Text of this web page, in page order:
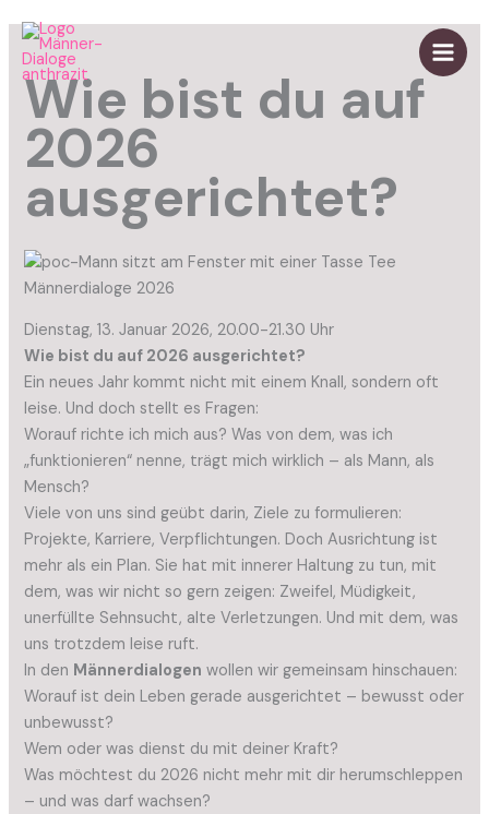
Inhalt
springen
Main
Wie bist du auf
2026
ausgerichtet?
Dienstag, 13. Januar 2026, 20.00-21.30 Uhr
Wie bist du auf 2026 ausgerichtet?
Ein neues Jahr kommt nicht mit einem Knall, sondern oft
leise. Und doch stellt es Fragen:
Worauf richte ich mich aus? Was von dem, was ich
„funktionieren“ nenne, trägt mich wirklich – als Mann, als
Mensch?
Viele von uns sind geübt darin, Ziele zu formulieren:
Projekte, Karriere, Verpflichtungen. Doch Ausrichtung ist
mehr als ein Plan. Sie hat mit innerer Haltung zu tun, mit
dem, was wir nicht so gern zeigen: Zweifel, Müdigkeit,
unerfüllte Sehnsucht, alte Verletzungen. Und mit dem, was
uns trotzdem leise ruft.
In den Männerdialogen wollen wir gemeinsam hinschauen:
Worauf ist dein Leben gerade ausgerichtet – bewusst oder
unbewusst?
Wem oder was dienst du mit deiner Kraft?
Was möchtest du 2026 nicht mehr mit dir herumschleppen
– und was darf wachsen?